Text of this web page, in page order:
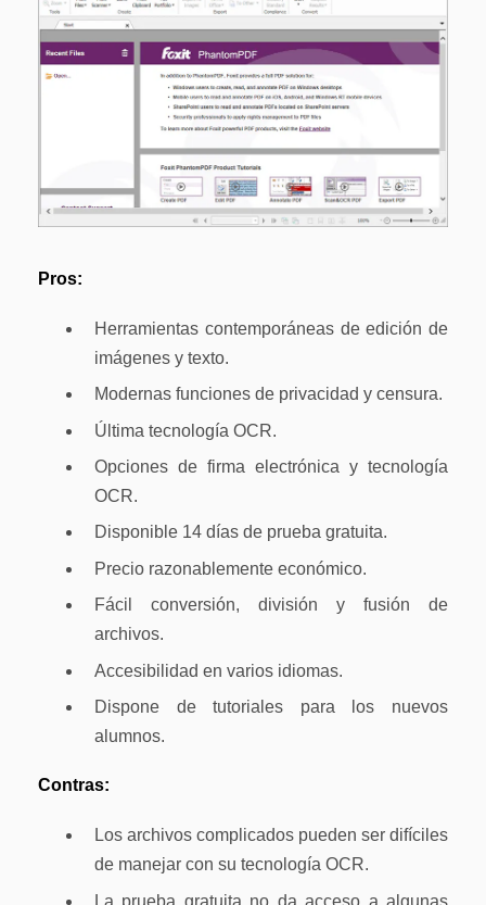
Pros:
Herramientas contemporáneas de edición de
imágenes y texto.
Modernas funciones de privacidad y censura.
Última tecnología OCR.
Opciones de firma electrónica y tecnología
OCR.
Disponible 14 días de prueba gratuita.
Precio razonablemente económico.
Fácil conversión, división y fusión de
archivos.
Accesibilidad en varios idiomas.
Dispone de tutoriales para los nuevos
alumnos.
Contras:
Los archivos complicados pueden ser difíciles
de manejar con su tecnología OCR.
La prueba gratuita no da acceso a algunas